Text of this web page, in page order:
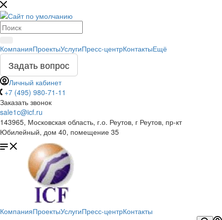
КомпанияПроектыУслугиПресс-центрКонтактыЕщё
Задать вопрос
Личный кабинет
+7 (495) 980-71-11
Заказать звонок
sale1c@icf.ru
143965, Московская область, г.о. Реутов, г Реутов, пр-кт
Юбилейный, дом 40, помещение 35
КомпанияПроектыУслугиПресс-центрКонтакты